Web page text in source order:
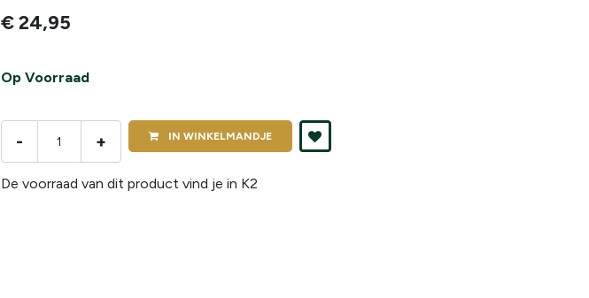
€24,95
Op Voorraad
- + IN WINKELMANDJE
De voorraad van dit product vind je in K2